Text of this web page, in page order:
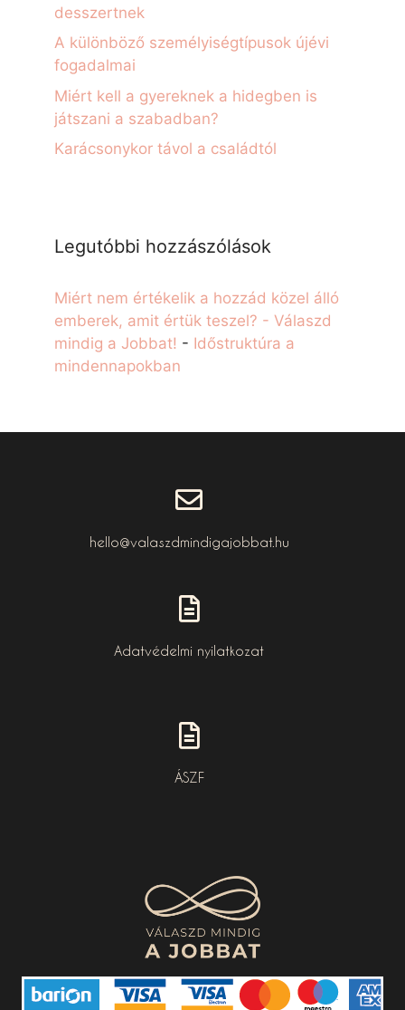
desszertnek
A különböző személyiségtípusok újévi
fogadalmai
Miért kell a gyereknek a hidegben is
játszani a szabadban?
Karácsonykor távol a családtól
Legutóbbi hozzászólások
Miért nem értékelik a hozzád közel álló
emberek, amit értük teszel? - Válaszd
mindig a Jobbat! - Időstruktúra a
mindennapokban
hello@valaszdmindigajobbat.hu
Adatvédelmi nyilatkozat
ÁSZF